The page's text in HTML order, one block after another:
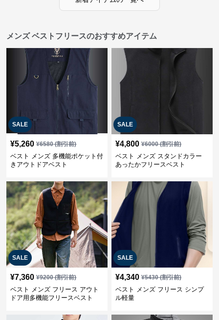
メンズ ベストフリースのおすすめアイテム
SALE
¥5,260 ¥6580(割引前)
ベスト メンズ 多機能ポケット付
きアウトドアベスト
SALE
¥4,800 ¥6000(割引前)
ベスト メンズ スタンドカラー
あったかフリースベスト
SALE
¥7,360 ¥9200(割引前)
ベスト メンズ フリース アウト
ドア用多機能フリースベスト
SALE
¥4,340 ¥5430(割引前)
ベスト メンズ フリース シンプ
ル軽量